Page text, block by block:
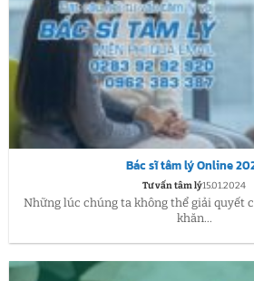
Bác sĩ tâm lý Online
Tư vấn tâm lý15.01.2024
Những lúc chúng ta không thể giải quyết
khăn...